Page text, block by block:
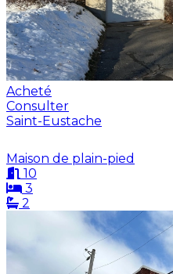
Acheté
Consulter
Saint-Eustache
Maison de plain-pied
10
3
2